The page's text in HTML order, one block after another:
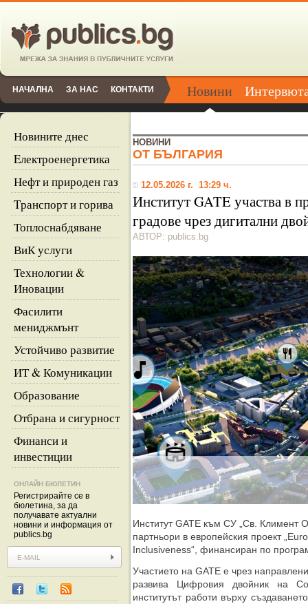
НАЧАЛНА ЗА НАС КОНТАКТИ Новини
Новините днес
Eлектроенергетика
Нефт и природен газ
Tранспорт и горива
Топлоснабдяване
ВиК услуги
Технологии &
Иновации
Фасилити
мениджмънт
Устойчиво развитие
ИТ & Комуникации
Образование
Отбрана и сигурност
Финанси и
инвестиции
ОНЛАЙН БЮЛЕТИН
Регистрирайте се в
бюлетина, за да
получавате актуални
новини и информация от
publics.bg
НОВИНИ
ОТ БЪЛГАРИЯ
12.05.2026 г. 13:29 ч.
Институт GATE участва в
градове чрез дигитални
АВТОР: publics.bg
Институт GATE към СУ „Св. Климент
партньори в европейския проект
Inclusiveness“, финансиран по
Участието на GATE е чрез
развива Цифровия двойник на
институтът работи върху